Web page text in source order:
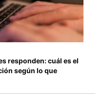
responden: cuál es el
según lo que